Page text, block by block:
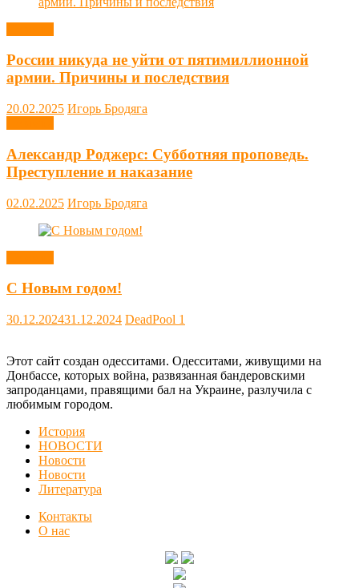
России никуда не уйти от пятимиллионной
армии. Причины и последствия
20.02.2025 Игорь Бродяга
Александр Роджерс: Субботняя проповедь.
Преступление и наказание
02.02.2025 Игорь Бродяга
С Новым годом!
30.12.202431.12.2024 DeadPool 1
Этот сайт создан одесситами. Одесситами, живущими на
Донбассе, которых война, развязанная бандеровскими
запроданцами, правящими бал на Украине, разлучила с
любимым городом.
История
НОВОСТИ
Новости
Новости
Литература
Контакты
О нас